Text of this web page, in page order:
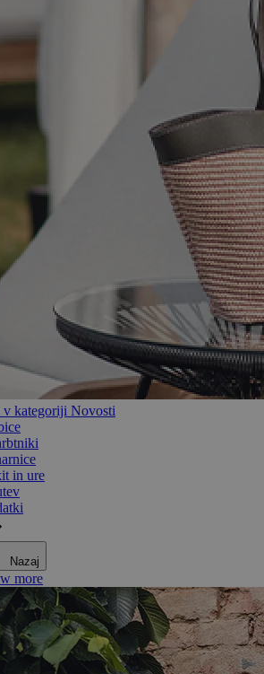
v kategoriji Novosti
in ure
Nazaj
more